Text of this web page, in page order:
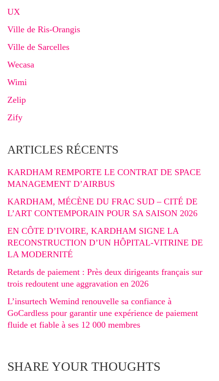
UX
Ville de Ris-Orangis
Ville de Sarcelles
Wecasa
Wimi
Zelip
Zify
ARTICLES RÉCENTS
KARDHAM REMPORTE LE CONTRAT DE SPACE
MANAGEMENT D’AIRBUS
KARDHAM, MÉCÈNE DU FRAC SUD – CITÉ DE
L’ART CONTEMPORAIN POUR SA SAISON 2026
EN CÔTE D’IVOIRE, KARDHAM SIGNE LA
RECONSTRUCTION D’UN HÔPITAL-VITRINE DE
LA MODERNITÉ
Retards de paiement : Près deux dirigeants français sur
trois redoutent une aggravation en 2026
L’insurtech Wemind renouvelle sa confiance à
GoCardless pour garantir une expérience de paiement
fluide et fiable à ses 12 000 membres
SHARE YOUR THOUGHTS